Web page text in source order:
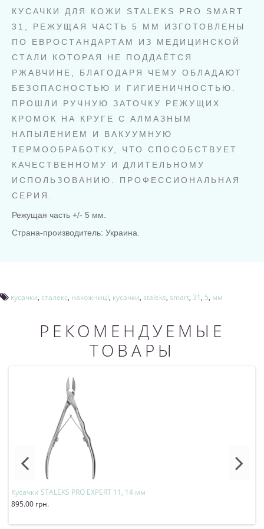
КУСАЧКИ ДЛЯ КОЖИ STALEKS PRO SMART
31, РЕЖУЩАЯ ЧАСТЬ 5 ММ ИЗГОТОВЛЕНЫ
ПО ЕВРОСТАНДАРТАМ ИЗ МЕДИЦИНСКОЙ
СТАЛИ КОТОРАЯ НЕ ПОДДАЁТСЯ
РЖАВЧИНЕ, БЛАГОДАРЯ ЧЕМУ ОБЛАДАЮТ
БЕЗОПАСНОСТЬЮ И ГИГИЕНИЧНОСТЬЮ.
ПРОШЛИ РУЧНУЮ ЗАТОЧКУ РЕЖУЩИХ
КРОМОК НА КРУГЕ С АЛМАЗНЫМ
НАПЫЛЕНИЕМ И ВАКУУМНУЮ
ТЕРМООБРАБОТКУ, ЧТО СПОСОБСТВУЕТ
КАЧЕСТВЕННОМУ И ДЛИТЕЛЬНОМУ
ИСПОЛЬЗОВАНИЮ. ПРОФЕССИОНАЛЬНАЯ
СЕРИЯ.
Режущая часть +/- 5 мм.
Страна-производитель: Украина.
кусачки, сталекс, накожниці, кусачки, staleks, smart, 31 , 5, мм
РЕКОМЕНДУЕМЫЕ
ТОВАРЫ
Кусачки STALEKS PRO EXPERT 11, 14 мм
895.00 грн.